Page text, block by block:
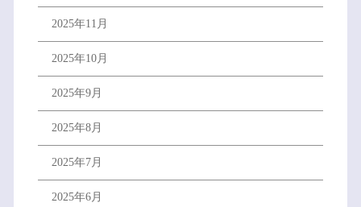
2025年11月
2025年10月
2025年9月
2025年8月
2025年7月
2025年6月